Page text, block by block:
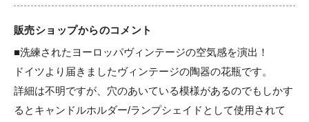
販売ショップからのコメント
■洗練されたヨーロッパヴィンテージの空気感を演出！
ドイツより届きましたヴィンテージの陶器の花瓶です。
詳細は不明ですが、穴のあいている模様があるのでもしかす
るとキャンドルホルダー/ランプシェイドとして使用されて